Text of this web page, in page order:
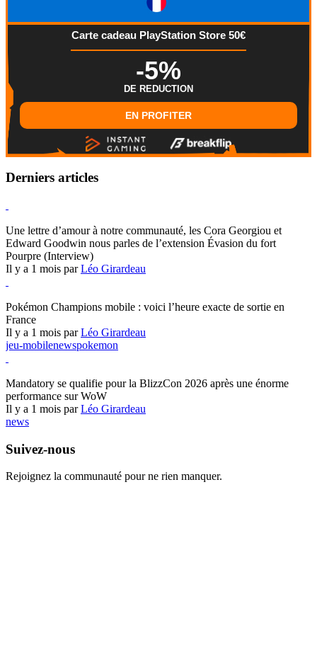
Carte cadeau PlayStation Store 50€
-5%
DE REDUCTION
EN PROFITER
Derniers articles
Une lettre d’amour à notre communauté, les Cora Georgiou et
Edward Goodwin nous parles de l’extension Évasion du fort
Pourpre (Interview)
Il y a 1 mois parLéo Girardeau
Pokémon Champions mobile : voici l’heure exacte de sortie en
France
Il y a 1 mois parLéo Girardeau
jeu-mobilenewspokemon
Mandatory se qualifie pour la BlizzCon 2026 après une énorme
performance sur WoW
Il y a 1 mois parLéo Girardeau
news
Suivez-nous
Rejoignez la communauté pour ne rien manquer.